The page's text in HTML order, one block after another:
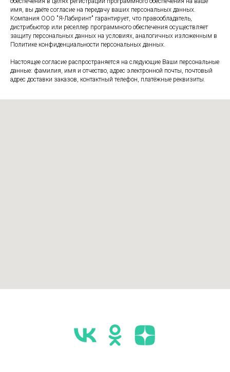
имя, вы даёте согласие на передачу ваших персональных данных.
Компания ООО "Я-Лабиринт" гарантирует, что правообладатель,
дистрибьютор или реселлер программного обеспечения осуществляет
защиту персональных данных на условиях, аналогичных изложенным в
Политике конфиденциальности персональных данных.
Настоящее согласие распространяется на следующие Ваши персональные
данные: фамилия, имя и отчество, адрес электронной почты, почтовый
адрес доставки заказов, контактный телефон, платёжные реквизиты.